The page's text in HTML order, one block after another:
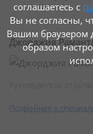
Джорджия
Подробнее о
соглашаетесь с
Вы не согласны,
Вашим браузером
образом